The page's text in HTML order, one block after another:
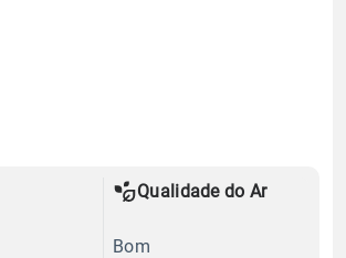
Qualidade do Ar
Bom